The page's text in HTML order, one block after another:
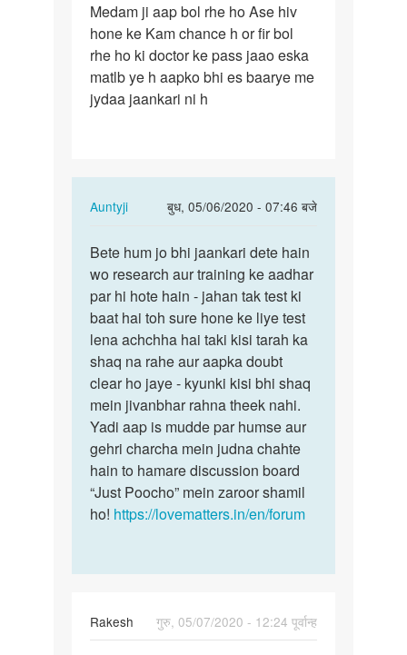
Medam
ji
aap
bol
rhe
Medam ji aap bol rhe ho Ase hiv
hone ke Kam chance h or fir bol
rhe ho ki doctor ke pass jaao eska
matlb ye h aapko bhi es baarye me
jydaa jaankari ni h
Auntyji
बुध, 05/06/2020 - 07:46 बजे
In
to
Medam
ji
aap
bol
rhe
ho
Ase…
by
Rakesh
Bete
hum
jo
bhi
jaankari…
Bete hum jo bhi jaankari dete hain
wo research aur training ke aadhar
par hi hote hain - jahan tak test ki
baat hai toh sure hone ke liye test
lena achchha hai taki kisi tarah ka
shaq na rahe aur aapka doubt
clear ho jaye - kyunki kisi bhi shaq
mein jivanbhar rahna theek nahi.
Yadi aap is mudde par humse aur
gehri charcha mein judna chahte
hain to hamare discussion board
“Just Poocho” mein zaroor shamil
ho! https://lovematters.in/en/forum
Rakesh
गुरु, 05/07/2020 - 12:24 पूर्वान्ह